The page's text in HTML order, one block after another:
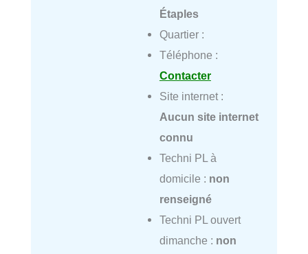
Étaples
Quartier :
Téléphone :
Contacter
Site internet :
Aucun site internet
connu
Techni PL à
domicile : non
renseigné
Techni PL ouvert
dimanche : non